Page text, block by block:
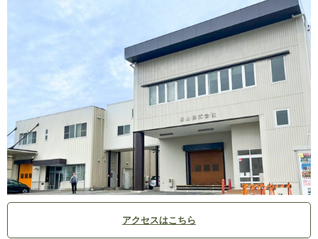
アクセスはこちら